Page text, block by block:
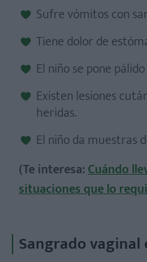
Sufre vómitos con
Tiene dolor de
El niño se pone
Existen lesiones
heridas.
El niño da muestras
(Te interesa:Cuándo
situaciones que lo
Sangrado vaginal